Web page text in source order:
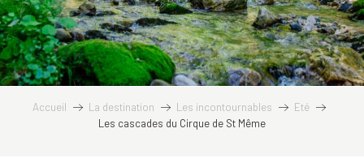
Accueil La destination Les incontournables
Eté
Les cascades du Cirque de St Même